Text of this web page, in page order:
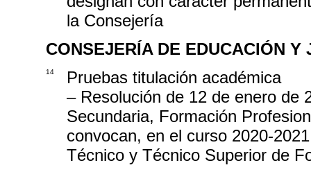
la Consejería
CONSEJERÍA DE EDUCACIÓN Y
14
Pruebas titulación académica
– Resolución de 12 de enero de
Secundaria, Formación
convocan, en el curso 2020-
Técnico y Técnico Superior de